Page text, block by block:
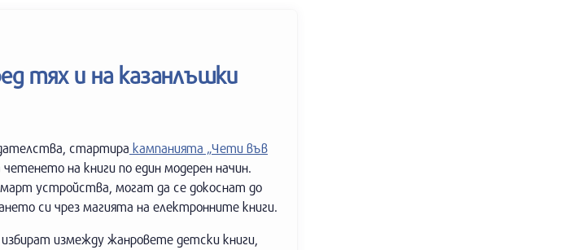
тях и на казанлъшки
стартира кампанията „Чети във
на книги по един модерен начин.
устройства, могат да се докоснат до
си чрез магията на електронните книги.
измежду жанровете детски книги,